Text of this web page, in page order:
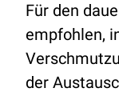
Für den
empfohlen,
der